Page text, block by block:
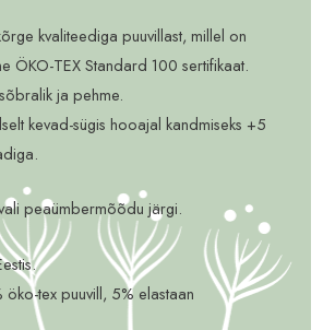
kvaliteediga puuvillast, millel on
ÖKO-TEX Standard 100 sertifikaat.
ja pehme.
kevad-sügis hooajal kandmiseks +5
peaümbermõõdu järgi.
öko-tex puuvill, 5% elastaan